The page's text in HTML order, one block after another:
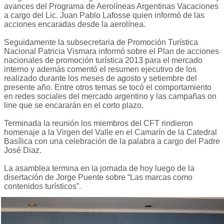
avances del Programa de Aerolíneas Argentinas Vacaciones
a cargo del Lic. Juan Pablo Lafosse quien informó de las
acciones encaradas desde la aerolínea.
Seguidamente la subsecretaria de Promoción Turística
Nacional Patricia Vismara informó sobre el Plan de acciones
nacionales de promoción turística 2013 para el mercado
interno y además comentó el resumen ejecutivo de los
realizado durante los meses de agosto y setiembre del
presente año. Entre otros temas se tocó el comportamiento
en redes sociales del mercado argentino y las campañas on
line que se encararán en el corto plazo.
Terminada la reunión los miembros del CFT rindieron
homenaje a la Virgen del Valle en el Camarín de la Catedral
Basílica con una celebración de la palabra a cargo del Padre
José Diaz.
La asamblea termina en la jornada de hoy luego de la
disertación de Jorge Puente sobre “Las marcas como
contenidos turísticos”.